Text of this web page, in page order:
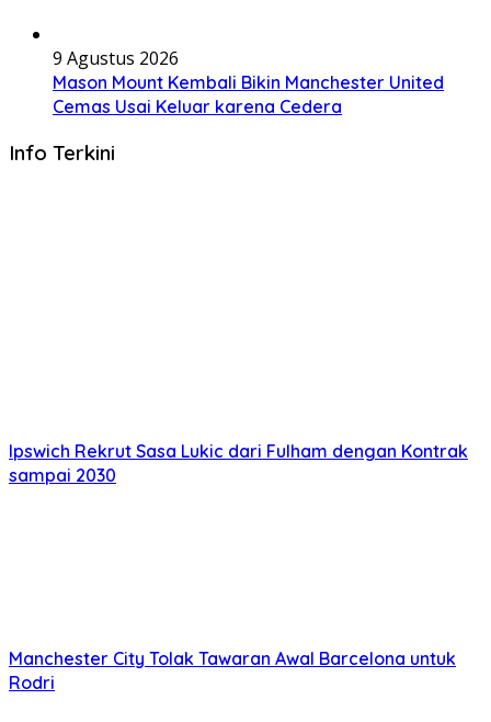
9 Agustus 2026
Mason Mount Kembali Bikin Manchester United
Cemas Usai Keluar karena Cedera
Info Terkini
Ipswich Rekrut Sasa Lukic dari Fulham dengan Kontrak
sampai 2030
Manchester City Tolak Tawaran Awal Barcelona untuk
Rodri